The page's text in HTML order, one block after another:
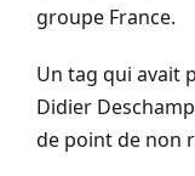
groupe France.
Un tag qui avait
Didier
de point de non